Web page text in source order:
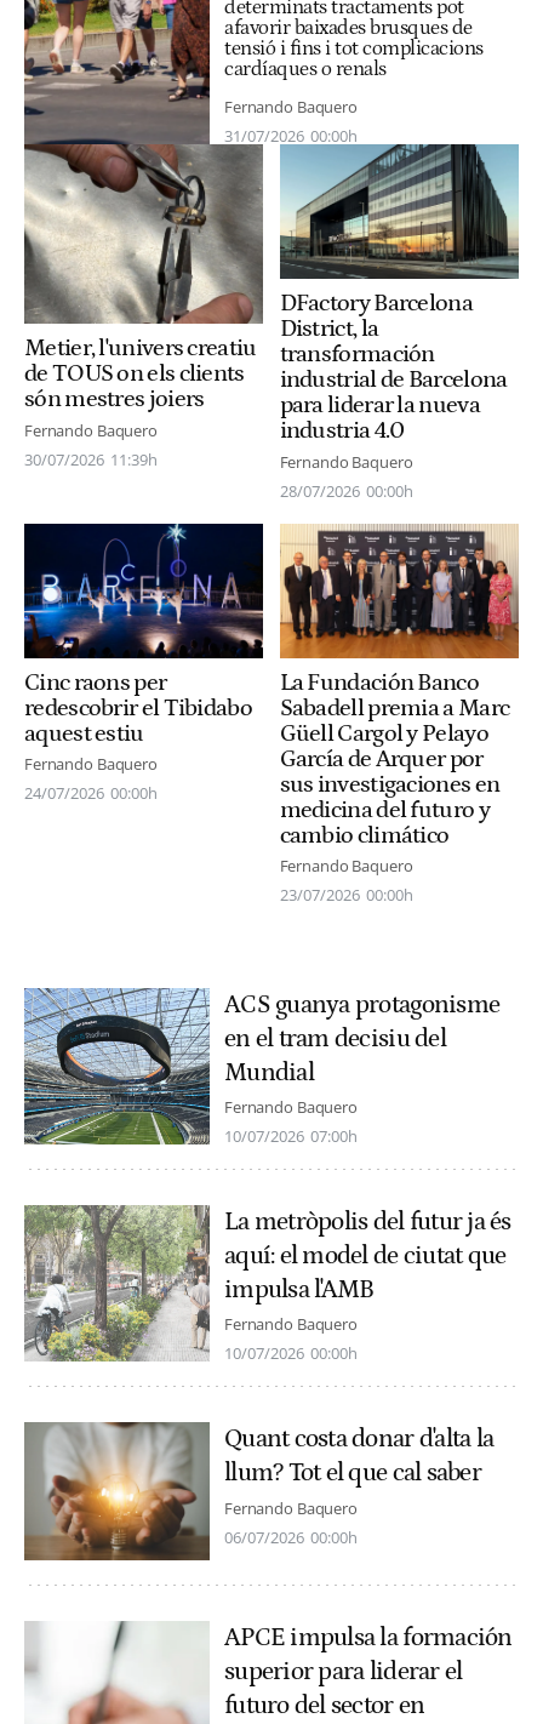
determinats tractaments pot
afavorir baixades brusques de
tensió i fins i tot complicacions
cardíaques o renals
Fernando Baquero
31/07/2026 00:00h
Metier, l'univers creatiu
de TOUS on els clients
són mestres joiers
Fernando Baquero
30/07/2026 11:39h
DFactory Barcelona
District, la
transformación
industrial de Barcelona
para liderar la nueva
industria 4.0
Fernando Baquero
28/07/2026 00:00h
Cinc raons per
redescobrir el Tibidabo
aquest estiu
Fernando Baquero
24/07/2026 00:00h
La Fundación Banco
Sabadell premia a Marc
Güell Cargol y Pelayo
García de Arquer por
sus investigaciones en
medicina del futuro y
cambio climático
Fernando Baquero
23/07/2026 00:00h
ACS guanya protagonisme
en el tram decisiu del
Mundial
Fernando Baquero
10/07/2026 07:00h
La metròpolis del futur ja és
aquí: el model de ciutat que
impulsa l'AMB
Fernando Baquero
10/07/2026 00:00h
Quant costa donar d'alta la
llum? Tot el que cal saber
Fernando Baquero
06/07/2026 00:00h
APCE impulsa la formación
superior para liderar el
futuro del sector en